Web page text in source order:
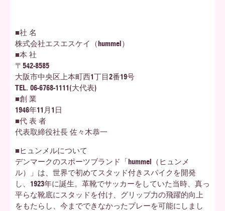
■社 名
株式会社エスエスケイ（hummel）
■本 社
〒542-8585
大阪市中央区上本町西1丁目2番19号
TEL. 06-6768-1111(大代表)
■創 業
1946年11月1日
■代 表 者
代表取締役社長 佐々木恭一
■ヒュンメルについて
デンマークのスポーツブランド「hummel（ヒュンメ
ル）」は、世界で初めてスタッド付きスパイクを開発
し、1923年に誕生。革靴でサッカーをしていた当時、真っ
平らな靴底にスタッドを付け、グリップ力の飛躍的向上
をもたらし、今までできなかったプレーを可能にしまし